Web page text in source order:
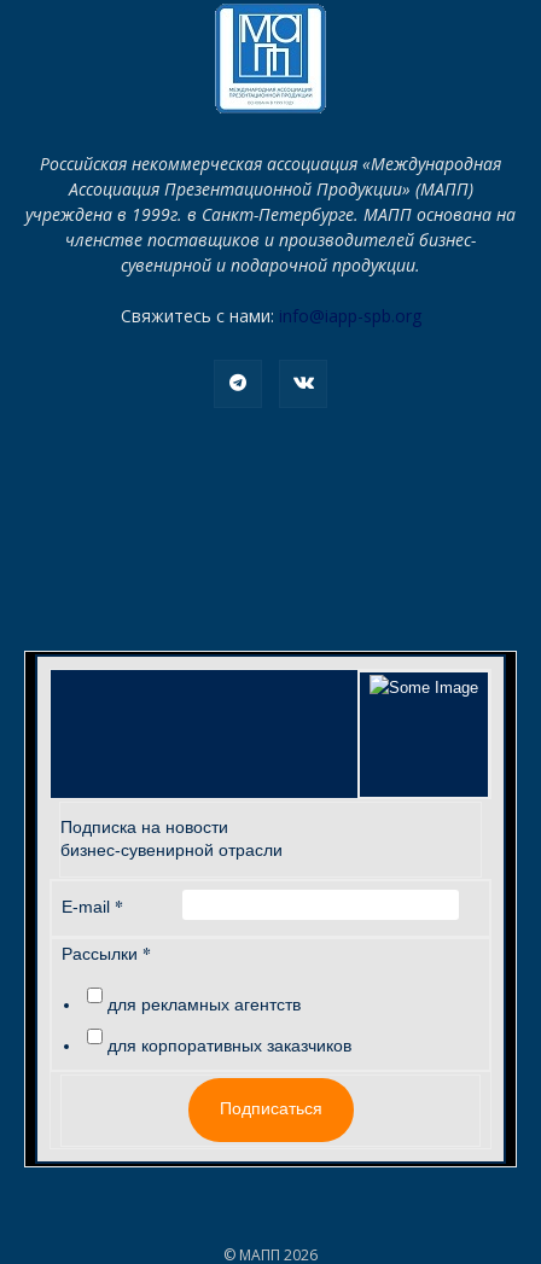
Российская некоммерческая ассоциация «Международная
Ассоциация Презентационной Продукции» (МАПП)
учреждена в 1999г. в Санкт-Петербурге. МАПП основана на
членстве поставщиков и производителей бизнес-
сувенирной и подарочной продукции.
Свяжитесь с нами: info@iapp-spb.org
Подписка на новости
бизнес-сувенирной отрасли
E-mail *
Рассылки *
для рекламных агентств
для корпоративных заказчиков
Подписаться
© МАПП 2026